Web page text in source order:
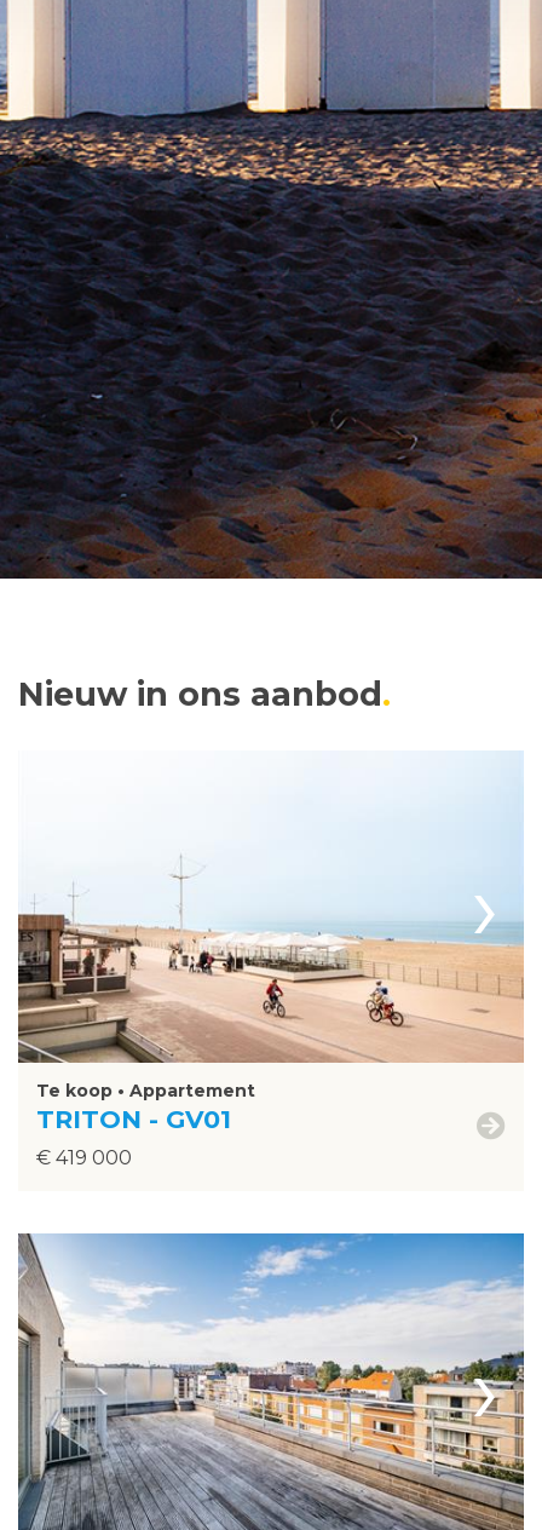
Nieuw in ons aanbod
›
Te koop • Appartement
TRITON - GV01
€ 419 000
›